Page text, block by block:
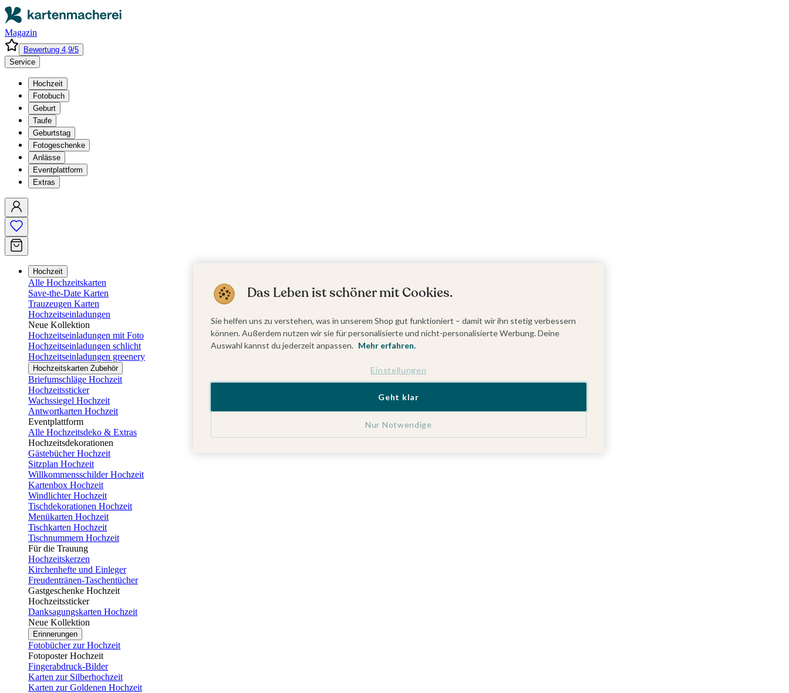
Magazin
Bewertung 4,9/5
Service
Hochzeit
Fotobuch
Geburt
Taufe
Geburtstag
Fotogeschenke
Anlässe
Eventplattform
Extras
Hochzeit
Alle Hochzeitskarten
Save-the-Date Karten
Trauzeugen Karten
Hochzeitseinladungen
Neue Kollektion
Hochzeitseinladungen mit Foto
Hochzeitseinladungen schlicht
Hochzeitseinladungen greenery
Hochzeitskarten Zubehör
Briefumschläge Hochzeit
Hochzeitssticker
Wachssiegel Hochzeit
Antwortkarten Hochzeit
Eventplattform
Alle Hochzeitsdeko & Extras
Hochzeitsdekorationen
Gästebücher Hochzeit
Sitzplan Hochzeit
Willkommensschilder Hochzeit
Kartenbox Hochzeit
Windlichter Hochzeit
Tischdekorationen Hochzeit
Menükarten Hochzeit
Tischkarten Hochzeit
Tischnummern Hochzeit
Für die Trauung
Hochzeitskerzen
Kirchenhefte und Einleger
Freudentränen-Taschentücher
Gastgeschenke Hochzeit
Hochzeitssticker
Danksagungskarten Hochzeit
Neue Kollektion
Erinnerungen
Fotobücher zur Hochzeit
Fotoposter Hochzeit
Fingerabdruck-Bilder
Karten zur Silberhochzeit
Karten zur Goldenen Hochzeit
Das Leben ist schöner mit Cookies.
Sie helfen uns zu verstehen, was in unserem Shop gut funktioniert – damit wir ihn stetig verbessern
können. Außerdem nutzen wir sie für personalisierte und nicht-personalisierte Werbung. Deine
Auswahl kannst du jederzeit anpassen. Mehr erfahren.
Einstellungen
Nur Notwendige
Geht klar